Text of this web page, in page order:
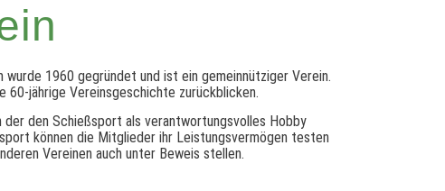
wurde 1960 gegründet und ist ein gemeinnütziger Verein.
60-jährige Vereinsgeschichte zurückblicken.
der den Schießsport als verantwortungsvolles Hobby
können die Mitglieder ihr Leistungsvermögen testen
Vereinen auch unter Beweis stellen.